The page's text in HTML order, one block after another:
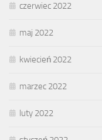
czerwiec 2022
maj 2022
kwiecień 2022
marzec 2022
luty 2022